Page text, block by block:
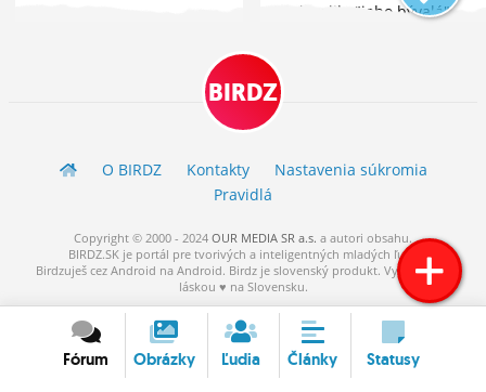
si dovolila "jeho bývalá",
komentári)
BIRDZ
O BIRDZ Kontakty
Nastavenia súkromia
Pravidlá
Copyright © 2000 - 2024 OUR MEDIA SR a.s. a autori obsahu.
BIRDZ.SK je portál pre tvorivých a inteligentných mladých ľudí.
Birdzuješ cez Android na Android. Birdz je slovenský produkt. Vytvorené s
láskou ♥ na Slovensku.
Fórum Obrázky Ľudia Články Statusy